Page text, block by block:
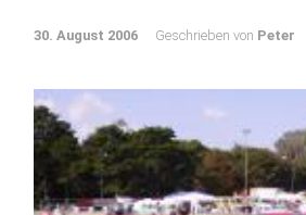
30. August 2006 Geschrieben von Peter